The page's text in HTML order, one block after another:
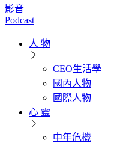
影音
Podcast
人 物
CEO生活學
國內人物
國際人物
心 靈
中年危機